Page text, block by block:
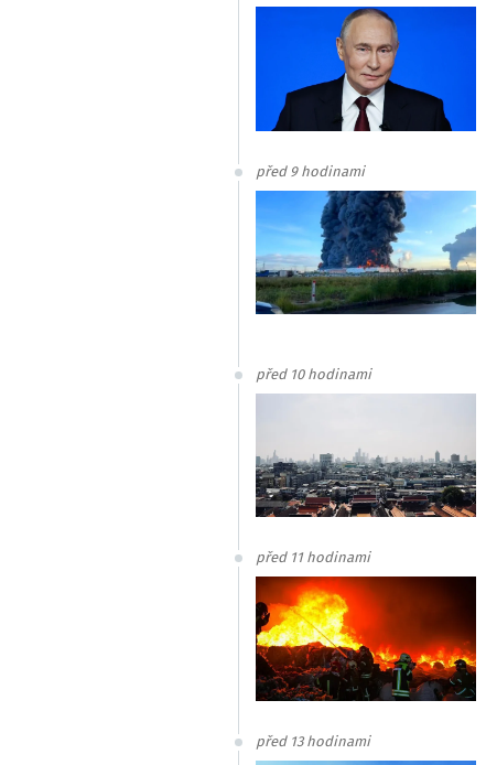
před 9 hodinami
před 10 hodinami
před 11 hodinami
před 13 hodinami